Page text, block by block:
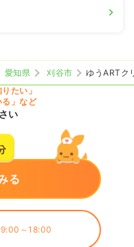
愛知県 刈谷市
ゆうARTク
たい」
る」など
い
る
～18:00